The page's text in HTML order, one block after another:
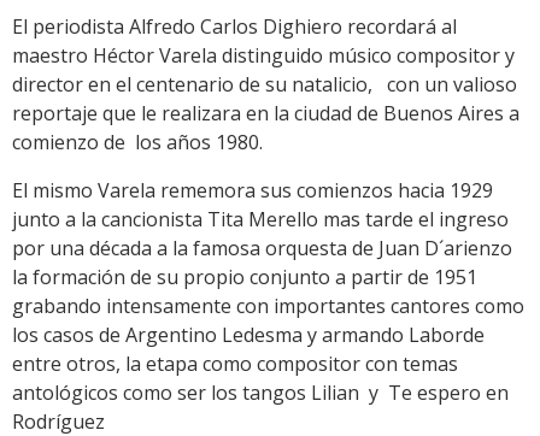
El periodista Alfredo Carlos Dighiero recordará al
maestro Héctor Varela distinguido músico compositor y
director en el centenario de su natalicio, con un valioso
reportaje que le realizara en la ciudad de Buenos Aires a
comienzo de los años 1980.
El mismo Varela rememora sus comienzos hacia 1929
junto a la cancionista Tita Merello mas tarde el ingreso
por una década a la famosa orquesta de Juan D´arienzo
la formación de su propio conjunto a partir de 1951
grabando intensamente con importantes cantores como
los casos de Argentino Ledesma y armando Laborde
entre otros, la etapa como compositor con temas
antológicos como ser los tangos Lilian y Te espero en
Rodríguez